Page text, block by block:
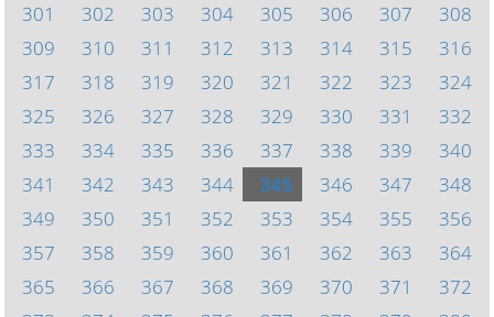
301
302 303 304 305 306 307
308
309
310 311 312 313 314 315
316
317
318 319 320 321 322 323
324
325
326 327 328 329 330 331
332
333
334 335 336 337 338 339
340
341
342 343 344 345 346 347
348
349
350 351 352 353 354 355
356
357
358 359 360 361 362 363
364
365
366 367 368 369 370 371
372